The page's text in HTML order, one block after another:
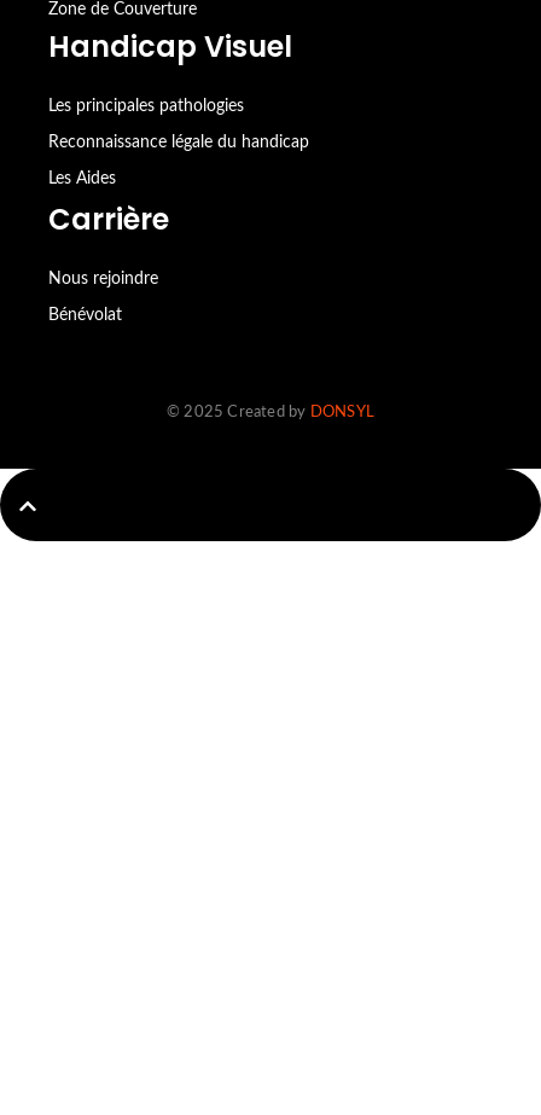
Zone de Couverture
Handicap Visuel
Les principales pathologies
Reconnaissance légale du handicap
Les Aides
Carrière
Nous rejoindre
Bénévolat
© 2025 Created by DONSYL